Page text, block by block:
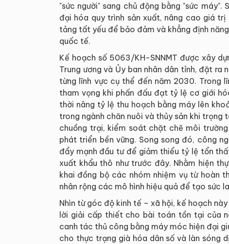
"sức người" sang chủ động bằng "sức
đại hóa quy trình sản xuất, nâng cao giá
tảng tất yếu để bảo đảm và khẳng định
quốc tế.
Kế hoạch số 5063/KH-SNNMT được xây
Trung ương và Ủy ban nhân dân tỉnh, đặt
từng lĩnh vực cụ thể đến năm 2030. Trong
tham vọng khi phấn đấu đạt tỷ lệ cơ giới
thời nâng tỷ lệ thu hoạch bằng máy lên
trong ngành chăn nuôi và thủy sản khi
chuồng trại, kiểm soát chặt chẽ môi
phát triển bền vững. Song song đó, công
đẩy mạnh đầu tư để giảm thiểu tỷ lệ tổn
xuất khẩu thô như trước đây. Nhằm hiện
khai đồng bộ các nhóm nhiệm vụ từ hoàn
nhân rộng các mô hình hiệu quả để tạo sức
Nhìn từ góc độ kinh tế – xã hội, kế hoạch
lời giải cấp thiết cho bài toán tồn tại của
canh tác thủ công bằng máy móc hiện đại
cho thực trạng già hóa dân số và làn sóng